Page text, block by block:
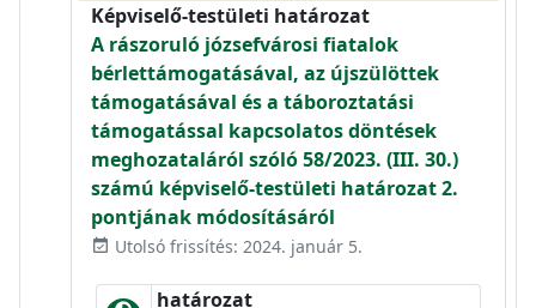
Képviselő-testületi határozat
A rászoruló józsefvárosi fiatalok
bérlettámogatásával, az újszülöttek
támogatásával és a táboroztatási
támogatással kapcsolatos döntések
meghozataláról szóló 58/2023. (III. 30.)
számú képviselő-testületi határozat 2.
pontjának módosításáról
event_available Utolsó frissítés: 2024. január 5.
határozat